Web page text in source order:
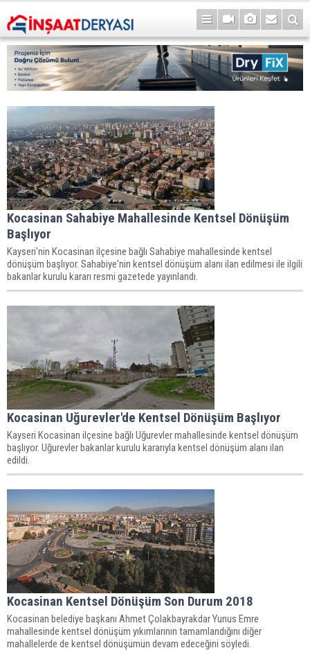
Kocasinan Sahabiye Mahallesinde Kentsel Dönüşüm
Başlıyor
Kayseri'nin Kocasinan ilçesine bağlı Sahabiye mahallesinde kentsel
dönüşüm başlıyor. Sahabiye'nin kentsel dönüşüm alanı ilan edilmesi ile ilgili
bakanlar kurulu kararı resmi gazetede yayınlandı.
Kocasinan Uğurevler'de Kentsel Dönüşüm Başlıyor
Kayseri Kocasinan ilçesine bağlı Uğurevler mahallesinde kentsel dönüşüm
başlıyor. Uğurevler bakanlar kurulu kararıyla kentsel dönüşüm alanı ilan
edildi.
Kocasinan Kentsel Dönüşüm Son Durum 2018
Kocasinan belediye başkanı Ahmet Çolakbayrakdar Yunus Emre
mahallesinde kentsel dönüşüm yıkımlarının tamamlandığını diğer
mahallelerde de kentsel dönüşümün devam edeceğini söyledi.